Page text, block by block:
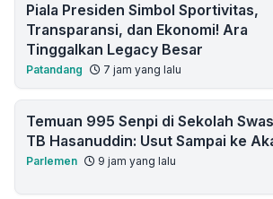
Piala Presiden Simbol Sportivitas,
Transparansi, dan Ekonomi! Ara
Tinggalkan Legacy Besar
Patandang 7 jam yang lalu
Temuan 995 Senpi di Sekolah
TB Hasanuddin: Usut Sampai ke
Parlemen 9 jam yang lalu